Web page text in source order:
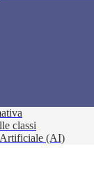
classi
(AI)